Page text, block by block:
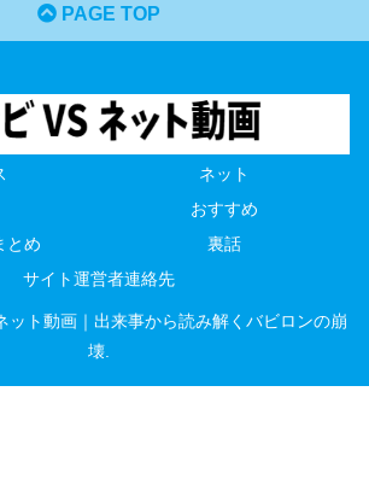
PAGE TOP
ネット
おすすめ
とめ
裏話
サイト運営者連絡先
ット動画｜出来事から読み解くバビロンの崩
壊.